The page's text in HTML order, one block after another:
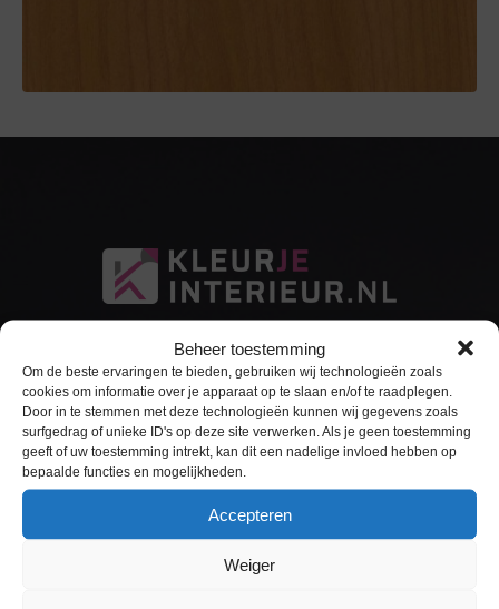
Beheer toestemming
Om de beste ervaringen te bieden, gebruiken wij technologieën zoals
cookies om informatie over je apparaat op te slaan en/of te raadplegen.
Door in te stemmen met deze technologieën kunnen wij gegevens zoals
surfgedrag of unieke ID's op deze site verwerken. Als je geen toestemming
geeft of uw toestemming intrekt, kan dit een nadelige invloed hebben op
bepaalde functies en mogelijkheden.
Accepteren
Weiger
Sitemap
Home
Interieurfolie